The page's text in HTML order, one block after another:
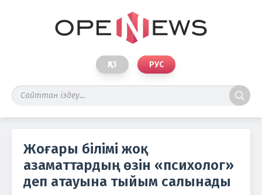
ҚАЗ РУС
Жоғары білімі жоқ
азаматтардың өзін «психолог»
деп атауына тыйым салынады